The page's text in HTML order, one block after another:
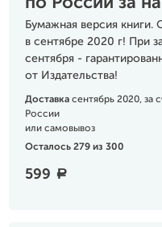
Бумажная версия книги.
в сентябре 2020 г! При
сентября -
от Издательства!
Доставка сентябрь 2020, за
России
или самовывоз
Осталось 279 из 300
599 a